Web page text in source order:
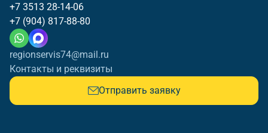
+7 3513 28-14-06
+7 (904) 817-88-80
regionservis74@mail.ru
Контакты и реквизиты
Отправить заявку